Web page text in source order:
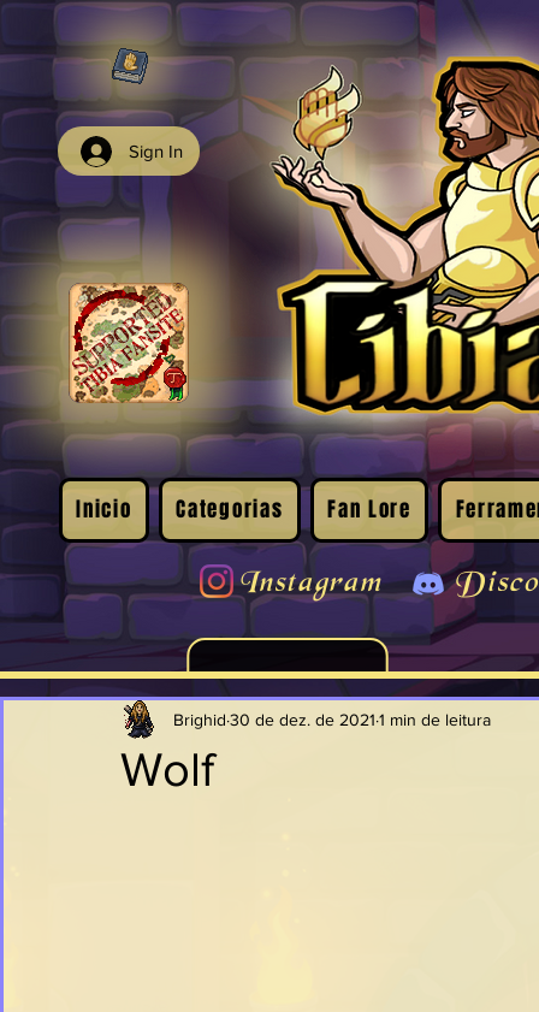
Sign In
Inicio Categorias Fan Lore
Instagram
Wolf
Brighid 30 de dez. de 2021 1 min de leitura